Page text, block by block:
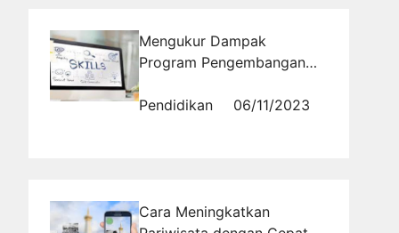
Mengukur Dampak
Program Pengembangan
Kesuksesan Karier
Pendidikan 06/11/2023
Cara Meningkatkan